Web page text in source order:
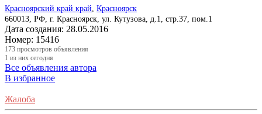
Красноярский край край Красноярск
660013, РФ, г. Красноярск, ул. Кутузова, д.1, стр.37, пом.1
Дата создания: 28.05.2016
Номер: 15416
173 просмотров объявления
1 из них сегодня
Все объявления автора
В избранное
Жалоба